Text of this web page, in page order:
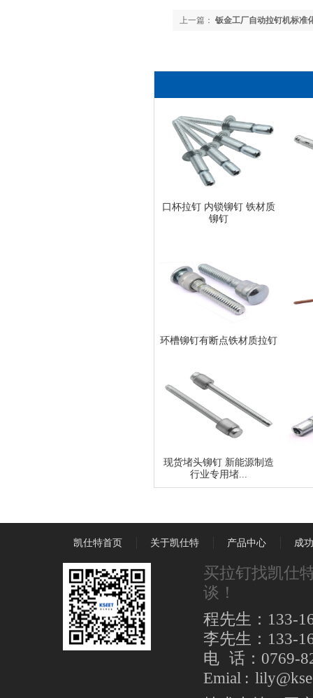
上一篇： 钣金工厂自动拉钉机标准
口杯拉钉 内锁铆钉 铁材质
铆钉
环槽铆钉有断点铁材质拉钉
现货堵头铆钉 新能源制造
行业专用堵...
凯仕特首页 关于凯仕特 产品中心 成
买拉钉找凯仕
谈！
程先生：133-
李先生：133-
电 话：0769-
Emial :